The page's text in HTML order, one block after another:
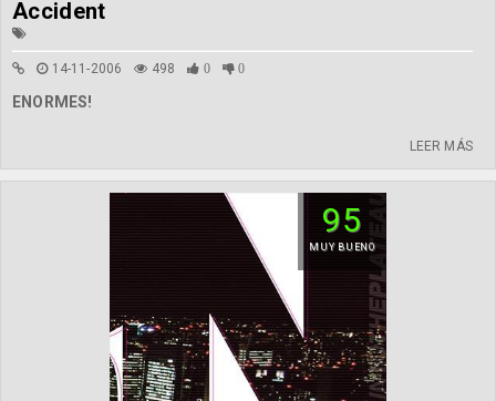
Accident
14-11-2006 498 0 0
ENORMES!
LEER MÁS
95
MUY BUENO